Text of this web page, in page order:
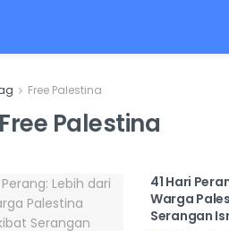
Free Palestina
Free Palestina
41 Hari
Warga
Serangan